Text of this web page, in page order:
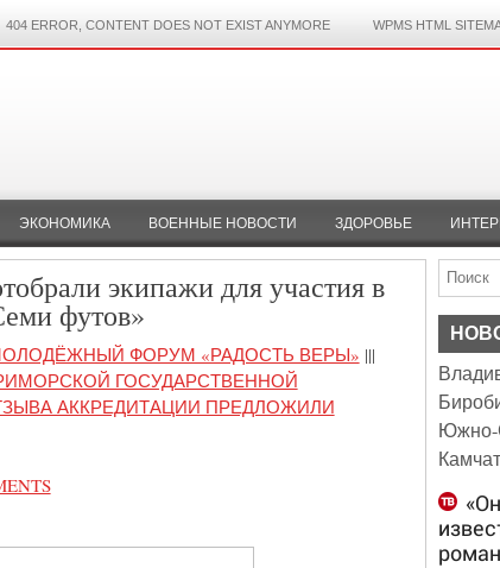
404 ERROR, CONTENT DOES NOT EXIST ANYMORE WPMS HTML
ЭКОНОМИКА ВОЕННЫЕ НОВОСТИ ЗДОРОВЬЕ
экипажи для участия в
футов»
ФОРУМ «РАДОСТЬ ВЕРЫ» |||
ГОСУДАРСТВЕННОЙ
АККРЕДИТАЦИИ ПРЕДЛОЖИЛИ
Южно-